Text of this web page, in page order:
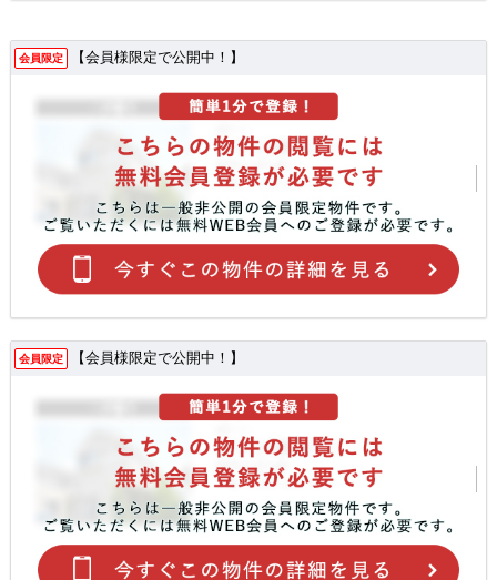
会員限定 【会員様限定で公開中！】
会員限定 【会員様限定で公開中！】